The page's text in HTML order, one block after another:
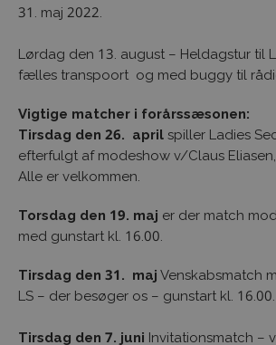
31. maj 2022.
Lørdag den 13. august – Heldagstur til
fælles transpoort og med buggy til
Vigtige matcher i forårssæsonen:
Tirsdag den 26. april spiller Ladies
efterfulgt af modeshow v/Claus
Alle er velkommen.
Torsdag den 19. maj er der match
med gunstart kl. 16.00.
Tirsdag den 31. maj Venskabsmatch
LS – der besøger os – gunstart kl. 16.00.
Tirsdag den 7. juni Invitationsmatch –